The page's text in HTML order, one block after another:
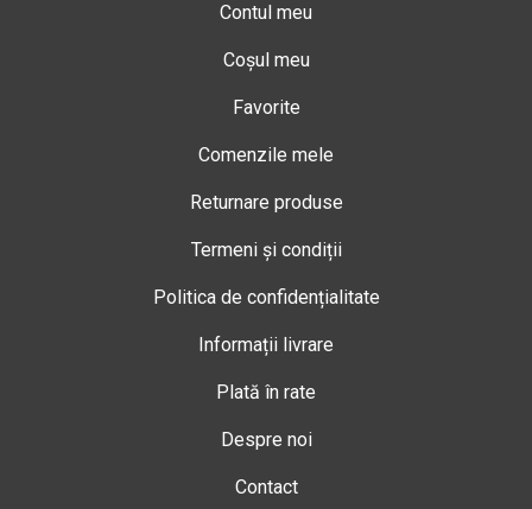
Contul meu
Coșul meu
Favorite
Comenzile mele
Returnare produse
Termeni și condiții
Politica de confidențialitate
Informații livrare
Plată în rate
Despre noi
Contact